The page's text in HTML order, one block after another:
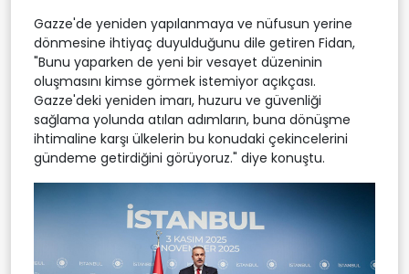
Gazze'de yeniden yapılanmaya ve nüfusun yerine
dönmesine ihtiyaç duyulduğunu dile getiren Fidan,
"Bunu yaparken de yeni bir vesayet düzeninin
oluşmasını kimse görmek istemiyor açıkçası.
Gazze'deki yeniden imarı, huzuru ve güvenliği
sağlama yolunda atılan adımların, buna dönüşme
ihtimaline karşı ülkelerin bu konudaki çekincelerini
gündeme getirdiğini görüyoruz." diye konuştu.